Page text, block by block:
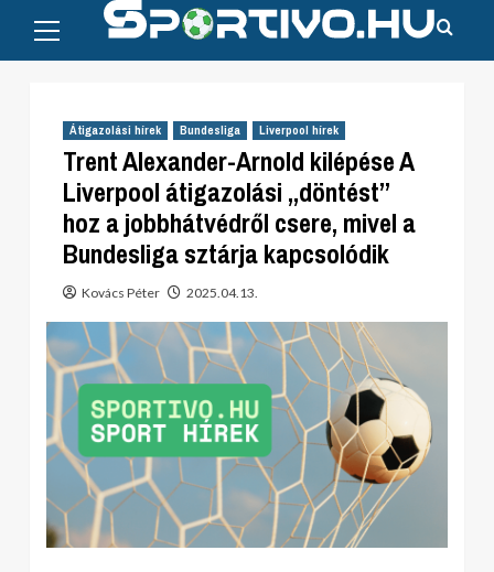
content
Menu
Átigazolási hírek Bundesliga Liverpool hírek
Trent Alexander-Arnold kilépése A
Liverpool átigazolási „döntést”
hoz a jobbhátvédről csere, mivel a
Bundesliga sztárja kapcsolódik
Kovács Péter 2025.04.13.